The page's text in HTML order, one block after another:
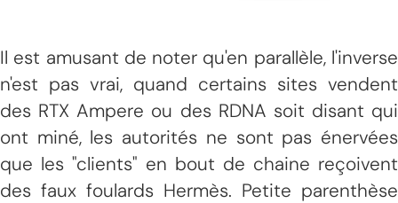
Il est amusant de noter qu'en parallèle, l'inverse
n'est pas vrai, quand certains sites vendent
des RTX Ampere ou des RDNA soit disant qui
ont miné, les autorités ne sont pas énervées
que les "clients" en bout de chaine reçoivent
des faux foulards Hermès. Petite parenthèse